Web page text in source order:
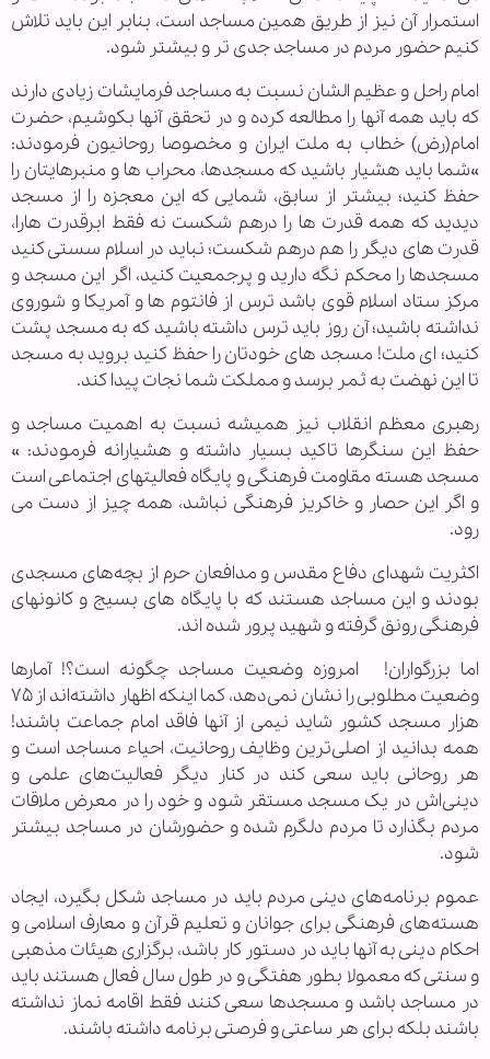
استمرار آن نیز از طریق همین مساجد است، بنابر این باید تلاش
کنیم حضور مردم در مساجد جدی تر و بیشتر شود.
امام راحل و عظیم الشان نسبت به مساجد فرمایشات زیادی دارند
که باید همه آنها را مطالعه کرده و در تحقق آنها بکوشیم، حضرت
امام(رض) خطاب به ملت ایران و مخصوصا روحانیون فرمودند:
»شما باید هشیار باشید که مسجدها، محراب ها و منبرهایتان را
حفظ کنید؛ بیشتر از سابق، شمایی که این معجزه را از مسجد
دیدید که همه قدرت ها را درهم شکست نه فقط ابرقدرت هارا،
قدرت های دیگر را هم درهم شکست؛ نباید در اسلام سستی کنید
مسجدها را محکم نگه دارید و پرجمعیت کنید، اگر این مسجد و
مرکز ستاد اسلام قوی باشد ترس از فانتوم ها و آمریکا و شوروی
نداشته باشید؛ آن روز باید ترس داشته باشید که به مسجد پشت
کنید؛ ای ملت! مسجد های خودتان را حفظ کنید بروید به مسجد
تا این نهضت به ثمر برسد و مملکت شما نجات پیدا کند.
رهبری معظم انقلاب نیز همیشه نسبت به اهمیت مساجد و
حفظ این سنگرها تاکید بسیار داشته و هشیارانه فرمودند: »
مسجد هسته مقاومت فرهنگی و پایگاه فعالیتهای اجتماعی است
و اگر این حصار و خاکریز فرهنگی نباشد، همه چیز از دست می
رود.
اکثریت شهدای دفاع مقدس و مدافعان حرم از بچه‌های مسجدی
بودند و این مساجد هستند که با پایگاه های بسیج و کانونهای
فرهنگی رونق گرفته و شهید پرور شده اند.
اما بزرگواران! امروزه وضعیت مساجد چگونه است؟! آمارها
وضعیت مطلوبی را نشان نمی‌دهد، کما اینکه اظهار داشته‌اند از ۷۵
هزار مسجد کشور شاید نیمی از آنها فاقد امام جماعت باشند!
همه بدانید از اصلی‌ترین وظایف روحانیت، احیاء مساجد است و
هر روحانی باید سعی کند در کنار دیگر فعالیت‌های علمی و
دینی‌اش در یک مسجد مستقر شود و خود را در معرض ملاقات
مردم بگذارد تا مردم دلگرم شده و حضورشان در مساجد بیشتر
شود.
عموم برنامه‌های دینی مردم باید در مساجد شکل بگیرد، ایجاد
هسته‌های فرهنگی برای جوانان و تعلیم قرآن و معارف اسلامی و
احکام دینی به آنها باید در دستور کار باشد، برگزاری هیئات مذهبی
و سنتی که معمولا بطور هفتگی و در طول سال فعال هستند باید
در مساجد باشد و مسجدها سعی کنند فقط اقامه نماز نداشته
باشند بلکه برای هر ساعتی و فرصتی برنامه داشته باشند.